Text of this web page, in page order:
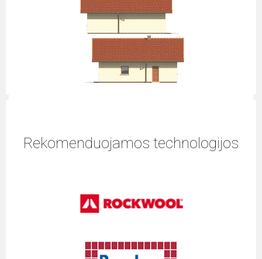
Rekomenduojamos technologijos